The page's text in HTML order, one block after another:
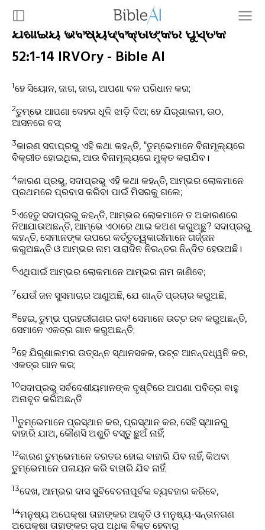
ଯିଶାଇୟ ଭବିଷ୍ୟଦ୍ବକ୍ତାଙ୍କର ପୁସ୍ତକ
52:1-14 IRVOry - Bible AI
1ହେ ସିୟୋନ, ଜାଗ, ଜାଗ, ଆପଣା ବଳ ପରିଧାନ କର;
2ତୁମ୍ଭେ ଆପଣା ଦେହର ଧୂଳି ଝାଡ଼ି ଦିଅ; ହେ ଯିରୂଶାଲମ, ଉଠ,
ଆସନରେ ବସ;
3କାରଣ ସଦାପ୍ରଭୁ ଏହି କଥା କହନ୍ତି, “ତୁମ୍ଭେମାନେ ବିନାମୂଲ୍ୟରେ
ବିକ୍ରୀତ ହୋଇଥିଲ, ଆଉ ବିନାମୂଲ୍ୟରେ ମୁକ୍ତ କରାଯିବ।
4କାରଣ ପ୍ରଭୁ, ସଦାପ୍ରଭୁ ଏହି କଥା କହନ୍ତି, ଆମ୍ଭର ଲୋକମାନେ
ପ୍ରଥମରେ ପ୍ରବାସ କରିବା ପାଇଁ ମିସରକୁ ଗଲେ;
5ଏହେତୁ ସଦାପ୍ରଭୁ କହନ୍ତି, ଆମ୍ଭର ଲୋକମାନେ ତ ଅକାରଣରେ
ନିଆଯାଉଅଛନ୍ତି, ଆମ୍ଭେ ଏଠାରେ ଥାଇ କଅଣ କରୁଅଛୁ? ସଦାପ୍ରଭୁ
କହନ୍ତି, ସେମାନଙ୍କ ଉପରେ କର୍ତ୍ତୃତ୍ୱକାରୀମାନେ ଗର୍ଜ୍ଜନ
କରୁଅଛନ୍ତି ଓ ଆମ୍ଭର ନାମ ସାରାଦିନ ନିରନ୍ତର ନିନ୍ଦିତ ହେଉଅଛି।
6ଏଥିପାଇଁ ଆମ୍ଭର ଲୋକମାନେ ଆମ୍ଭର ନାମ ଜାଣିବେ;
7ଯେଉଁ ଜନ ସୁସମାଚାର ଆଣୁଅଛି, ଯେ ଶାନ୍ତି ପ୍ରଚାର କରୁଅଛି,
8ହେଇ, ତୁମ୍ଭ ପ୍ରହରୀଗଣର ରବ! ସେମାନେ ଉଚ୍ଚ ରବ କରୁଅଛନ୍ତି,
ସେମାନେ ଏକତ୍ର ଗାନ କରୁଅଛନ୍ତି;
9ହେ ଯିରୂଶାଲମର ଉତ୍ସନ୍ନ ସ୍ଥାନସକଳ, ଉଚ୍ଚ ଆନନ୍ଦଧ୍ୱନି କର,
ଏକତ୍ର ଗାନ କର;
10ସଦାପ୍ରଭୁ ସର୍ବଦେଶୀୟମାନଙ୍କ ଦୃଷ୍ଟିରେ ଆପଣା ପବିତ୍ର ବାହୁ
ଅନାବୃତ କରିଅଛନ୍ତି
11ତୁମ୍ଭେମାନେ ପ୍ରସ୍ଥାନ କର, ପ୍ରସ୍ଥାନ କର, ସେହି ସ୍ଥାନରୁ
ବାହାରି ଯାଅ, କୌଣସି ଅଶୁଚି ବସ୍ତୁ ଛୁଅଁ ନାହିଁ;
12କାରଣ ତୁମ୍ଭେମାନେ ତରତର ହୋଇ ବାହାରି ଯିବ ନାହିଁ, କିଅବା
ତୁମ୍ଭେମାନେ ପଳାୟନ କରି ବାହାରି ଯିବ ନାହିଁ;
13ଦେଖ, ଆମ୍ଭର ଦାସ ସୁବିବେଚନାପୂର୍ବକ ବ୍ୟବହାର କରିବେ,
14ମନୁଷ୍ୟ ଅପେକ୍ଷା ତାହାଙ୍କର ଆକୃତି ଓ ମନୁଷ୍ୟ-ସନ୍ତାନଗଣ
ଅପେକ୍ଷା ତାହାଙ୍କର ରୂପ ଅଧିକ ବିକୃତ ହେବାରୁ